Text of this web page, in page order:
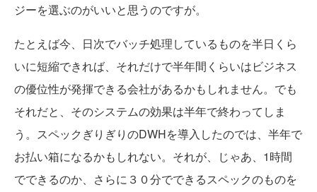
ジーを選ぶのがいいと思うのですが。
たとえば今、日次でバッチ処理しているものを半日くら
いに短縮できれば、それだけで半年間くらいはビジネス
の優位性が発揮できる会社があるかもしれません。でも
それだと、そのシステムの効果は半年で終わってしま
う。スペックぎりぎりのDWHを導入したのでは、半年で
お払い箱になるかもしれない。それが、じゃあ、1時間
でできるのか、さらに３０分でできるスペックのものを